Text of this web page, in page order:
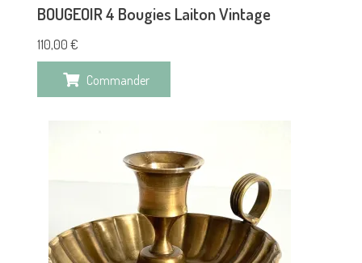
BOUGEOIR 4 Bougies Laiton Vintage
110,00 €
Commander